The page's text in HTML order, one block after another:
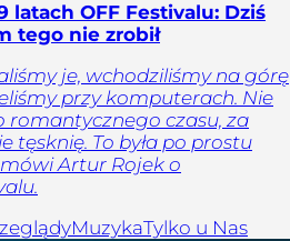
latach OFF Festivalu: Dziś
tego nie zrobił
je, wchodziliśmy na górę
przy komputerach. Nie
czasu, za
tęsknię. To była po prostu
Artur Rojek o
MuzykaTylko u Nas